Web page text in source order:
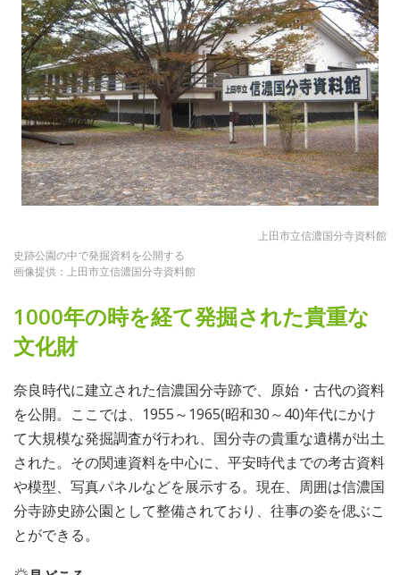
上田市立信濃国分寺資料館
史跡公園の中で発掘資料を公開する
画像提供：上田市立信濃国分寺資料館
1000年の時を経て発掘された貴重な
文化財
奈良時代に建立された信濃国分寺跡で、原始・古代の資料
を公開。ここでは、1955～1965(昭和30～40)年代にかけ
て大規模な発掘調査が行われ、国分寺の貴重な遺構が出土
された。その関連資料を中心に、平安時代までの考古資料
や模型、写真パネルなどを展示する。現在、周囲は信濃国
分寺跡史跡公園として整備されており、往事の姿を偲ぶこ
とができる。